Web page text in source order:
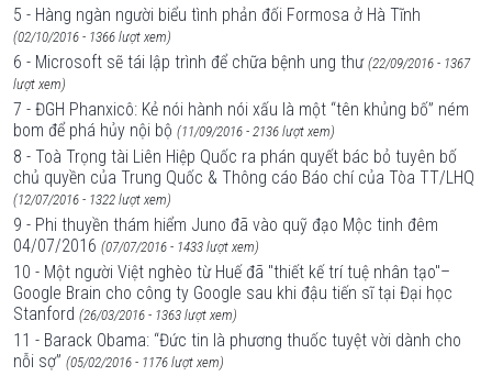
5 - Hàng ngàn người biểu tình phản đối Formosa ở Hà Tĩnh
(02/10/2016 - 1366 lượt xem)
6 - Microsoft sẽ tái lập trình để chữa bệnh ung thư (22/09/2016 - 1367
lượt xem)
7 - ĐGH Phanxicô: Kẻ nói hành nói xấu là một “tên khủng bố” ném
bom để phá hủy nội bộ (11/09/2016 - 2136 lượt xem)
8 - Toà Trọng tài Liên Hiệp Quốc ra phán quyết bác bỏ tuyên bố
chủ quyền của Trung Quốc & Thông cáo Báo chí của Tòa TT/LHQ
(12/07/2016 - 1322 lượt xem)
9 - Phi thuyền thám hiểm Juno đã vào quỹ đạo Mộc tinh đêm
04/07/2016 (07/07/2016 - 1433 lượt xem)
10 - Một người Việt nghèo từ Huế đã "thiết kế trí tuệ nhân tạo"–
Google Brain cho công ty Google sau khi đậu tiến sĩ tại Đại học
Stanford (26/03/2016 - 1363 lượt xem)
11 - Barack Obama: “Đức tin là phương thuốc tuyệt vời dành cho
nỗi sợ” (05/02/2016 - 1176 lượt xem)